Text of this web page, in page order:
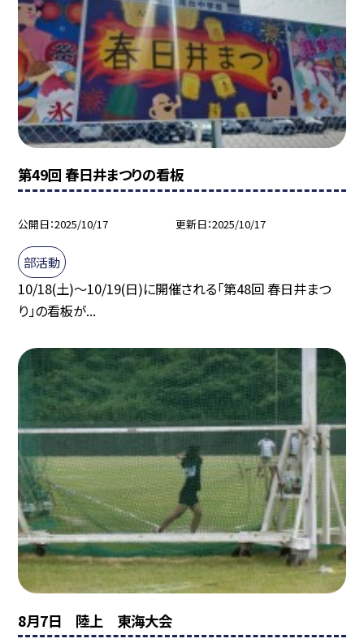
第49回 春日井まつりの看板
公開日 2025/10/17 更新日 2025/10/17
部活動
10/18(土)〜10/19(日)に開催される「第48回 春日井まつ
り」の看板が...
8月7日 陸上 東海大会